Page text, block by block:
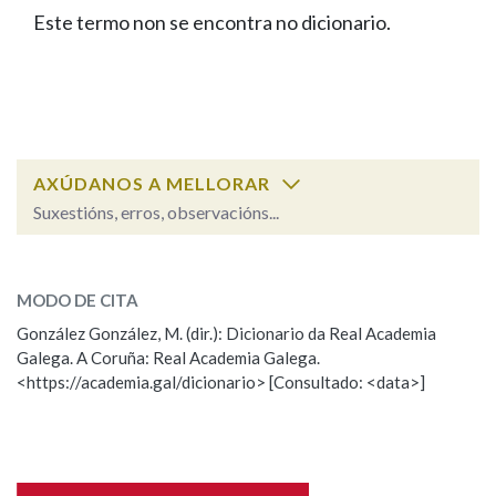
FIGURAS HOMENAXEADAS
PORTAL DAS PALABRAS
Facebook
TwitterYoutubeInstagram
Bluesky
BUSCAR NOS LEMAS
Remata por
BUSCAR NO CONTIDO
Nas definicións
Este termo non se encontra no dicionario.
AXÚDANOS A MELLORAR
Suxestións, erros, observacións...
Observación
Nome
MODO DE CITA
González González, M. (dir.): Dicionario da Real Academia
Galega. A Coruña: Real Academia Galega.
<https://academia.gal/dicionario> [Consultado: <data>]